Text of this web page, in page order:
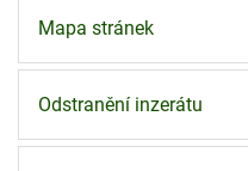
Mapa stránek
Odstranění inzerátu